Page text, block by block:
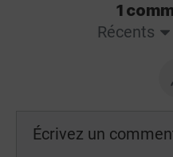
1
Récents